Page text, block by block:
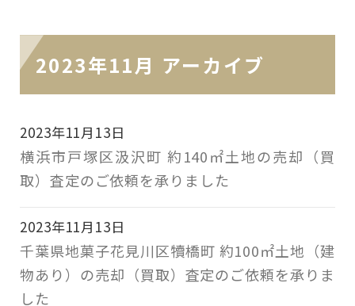
2023年11月 アーカイブ
2023年11月13日
横浜市戸塚区汲沢町 約140㎡土地の売却（買
取）査定のご依頼を承りました
2023年11月13日
千葉県地菓子花見川区犢橋町 約100㎡土地（建
物あり）の売却（買取）査定のご依頼を承りま
した